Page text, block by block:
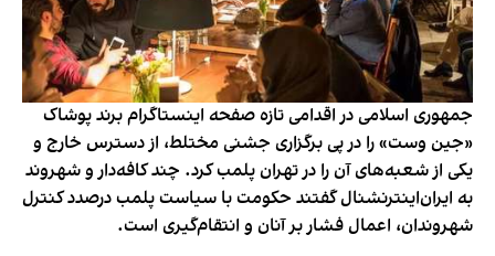
جمهوری اسلامی در اقدامی تازه صفحه اینستاگرام برند پوشاک
«جین وست» را در پی برگزاری جشنی مختلط، از دسترس خارج و
یکی از شعبه‌های آن را در تهران پلمب کرد. چند کافه‌‌دار و شهروند
به ایران‌اینترنشنال گفتند حکومت با سیاست پلمب درصدد کنترل
شهروندان، اعمال فشار بر آنان و انتقام‌گیری است.